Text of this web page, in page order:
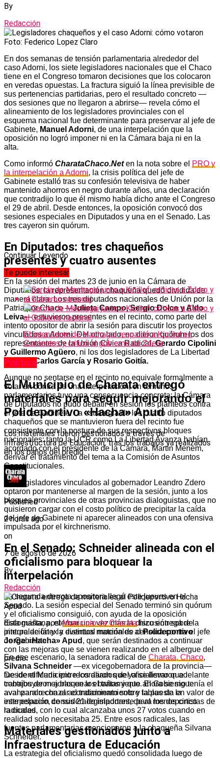
By
Redacción
Foto: Federico Lopez Claro
En dos semanas de tensión parlamentaria alrededor del
caso Adorni, los siete legisladores nacionales que el Chaco
tiene en el Congreso tomaron decisiones que los colocaron
en veredas opuestas. La fractura siguió la línea previsible de
sus pertenencias partidarias, pero el resultado concreto —
dos sesiones que no llegaron a abrirse— revela cómo el
alineamiento de los legisladores provinciales con el
esquema nacional fue determinante para preservar al jefe de
Gabinete, Manuel Adorni, de una interpelación que la
oposición no logró imponer ni en la Cámara baja ni en la
alta.
Como informó CharataChaco.Neten la nota sobre el PRO y
la interpelación a Adorni, la crisis política del jefe de
Gabinete estalló tras su confesión televisiva de haber
mantenido ahorros en negro durante años, una declaración
que contradijo lo que él mismo había dicho ante el Congreso
el 29 de abril. Desde entonces, la oposición convocó dos
sesiones especiales en Diputados y una en el Senado. Las
tres cayeron sin quórum.
En Diputados: tres chaqueños
presentes y cuatro ausentes
En la sesión del martes 23 de junio en la Cámara de
Diputados, la representación chaqueña quedó dividida de
manera clara. Los tres diputados nacionales de Unión por la
Patria por Chaco —Julieta Campo, Sergio Dolce y Aldo
Leiva— estuvieron presentes en el recinto, como parte del
intento opositor de abrir la sesión para discutir los proyectos
vinculados a Adorni. Del otro lado, no dieron quórum los dos
representantes de la Unión Cívica Radical,Gerardo Cipolini
y Guillermo Agüero, ni los dos legisladores de La Libertad
Avanza,Carlos García y Rosario Goitía.
Aunque no sentarse en el recinto no equivale formalmente a
votar en contra de una interpelación, en términos
parlamentarios tuvo una consecuencia concreta: la Cámara
de Diputados no pudo debatir en sesión los planteos contra
el jefe de Gabinete. La estrategia de los cuatro diputados
chaqueños que se mantuvieron fuera del recinto fue
consistente con la postura de sus respectivos bloques
nacionales: tanto la UCR como La Libertad Avanza habían
acordado con el presidente de la Cámara, Martín Menem,
derivar el tratamiento del tema a la Comisión de Asuntos
Constitucionales.
Los legisladores vinculados al gobernador Leandro Zdero
optaron por mantenerse al margen de la sesión, junto a los
bloques provinciales de otras provincias dialoguistas, que no
quisieron cargar con el costo político de precipitar la caída
del jefe de Gabinete ni aparecer alineados con una ofensiva
impulsada por el kirchnerismo.
En el Senado: Schneider alineada con el
oficialismo para bloquear la
interpelación
La segunda derrota opositora llegó este jueves en el
Senado. La sesión especial del Senado terminó sin quórum
y el oficialismo consiguió, con ayuda de la oposición
dialoguista, postergar una vez más la discusión sobre la
interpelación y la eventual moción de censura contra el jefe
de Gabinete.
En ese escenario, la senadora radical de Charata, Chaco,
Silvana Schneider —ex vicegobernadora de la provincia—
fue identificada entre los aliados del oficialismo que
contribuyeron a bloquear el tratamiento. El Gobierno tenía el
aval para rechazar el tratamiento sobre tablas de la
interpelación de sus 21 legisladores, de al menos cinco
radicales, con lo cual alcanzaba unos 27 votos cuando en
realidad solo necesitaba 25. Entre esos radicales, las
fuentes parlamentarias mencionaron a la chaqueña Silvana
Schneider.
La estrategia del oficialismo quedó consolidada luego de
Continuar Leyendo
Te puede interesar
El intendente de Machagai respaldó a Kicillof en
Corrientes y criticó al gobierno de Zdero
Política
El Municipio de Charata entregó
materiales para seguir mejorando el
Polideportivo «Hacha» Apud
Los materiales fueron gestionados a través de
Infraestructura de Educación, tras los trabajos ya realizados
en los baños del predio.
Published
2 horas ago
on
7 de agosto de 2026
By
Redacción
Esta mañana, elMunicipio de Charatahizo entrega de
pintura de látex y distintos materiales alPolideportivo
Jorge «Hacha» Apud , que serán destinados a continuar
con las mejoras que se vienen realizando en el albergue del
predio.
Desde el Municipio recordaron que ya se llevaron adelante
trabajos de mejoras en los baños y que ahora se sigue
avanzando con el acondicionamiento y la puesta en valor de
este espacio, considerado importante para los deportistas de
la ciudad.
Materiales gestionados junto a
Infraestructura de Educación